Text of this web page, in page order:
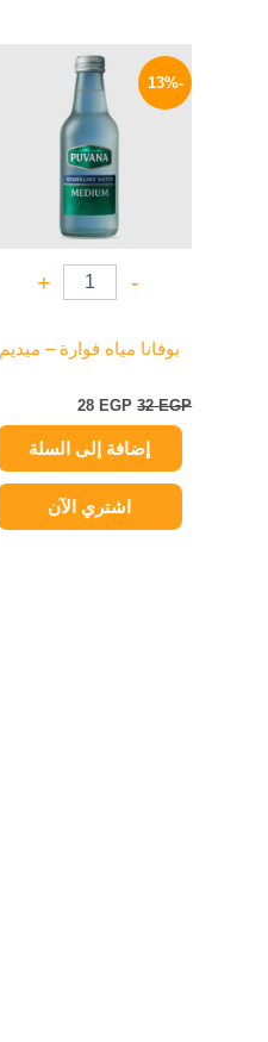
-13%
-
+
بوفانا مياه فوارة – ميديم
32EGP
السعر
الأصلي
28 EGP
السعر
الحالي
هو:
28 EGP.
إضافة إلى السلة
اشتري الآن